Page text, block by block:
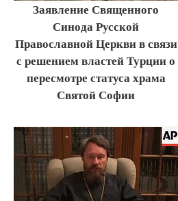
Заявление Священного
Синода Русской
Православной Церкви в связи
с решением властей Турции о
пересмотре статуса храма
Святой Софии